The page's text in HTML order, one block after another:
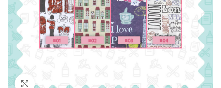
Click para agrandar